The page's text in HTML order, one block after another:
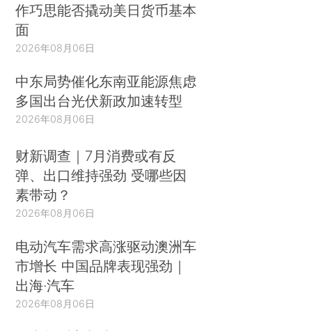
作巧思能否撬动美日货币基本
面
2026年08月06日
中东局势催化东南亚能源焦虑
多国出台光伏新政加速转型
2026年08月06日
财新调查｜7月消费或有反
弹、出口维持强劲 受哪些因
素带动？
2026年08月06日
电动汽车需求高涨驱动澳洲车
市增长 中国品牌表现强劲｜
出海·汽车
2026年08月06日